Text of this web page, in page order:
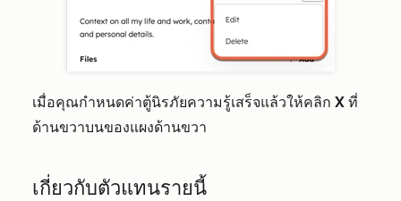
เมื่อคุณกำหนดค่าตู้นิรภัยความรู้เสร็จแล้วให้คลิก X ที่
ด้านขวาบนของแผงด้านขวา
เกี่ยวกับตัวแทนรายนี้